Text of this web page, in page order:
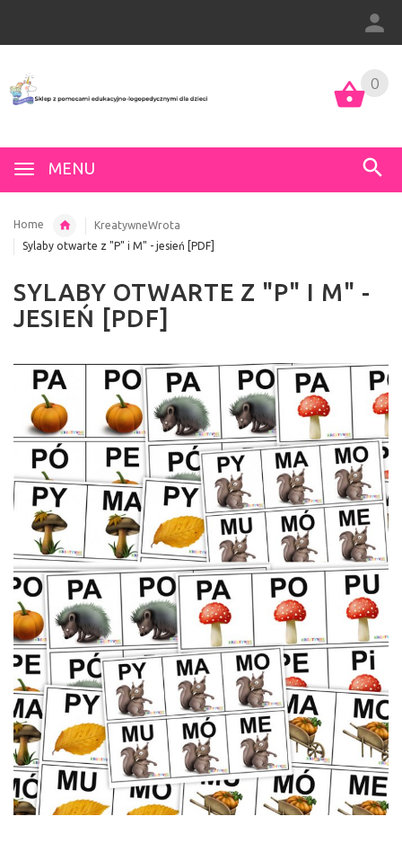
MENU
0
Home
KreatywneWrota
Sylaby otwarte z "P" i M" - jesień [PDF]
SYLABY OTWARTE Z "P" I M" -
JESIEŃ [PDF]